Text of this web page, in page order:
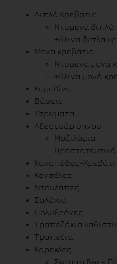
Διπλά Κρεβάτια
Ντυμένα διπλά
Ξύλινα διπλά
Μονά κρεβάτια
Ντυμένα μονά
Ξύλινα μονά
Κομοδίνα
Βάσεις
Στρώματα
Αξεσουάρ ύπνου
Μαξιλάρια
Καναπέδες-Κρεβάτι
Κονσόλες
Ντουλάπες
Σαλόνια
Πολυθρόνες
Τραπεζάκια
Τραπέζια
Καρέκλες
Σκαμπό Bar -